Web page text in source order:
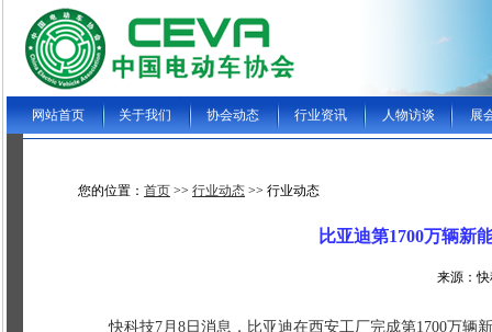
网站首页 关于我们 协会动态 行业资讯 人物访谈 展
您的位置： 首页 >> 行业动态 >> 行业动态
比亚迪第1700万辆新
来源：快
快科技7月8日消息，比亚迪在西安工厂完成第1700万辆